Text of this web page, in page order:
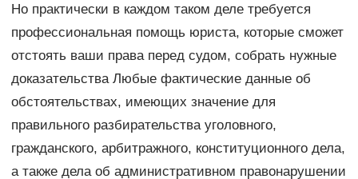
Но практически в каждом таком деле требуется
профессиональная помощь юриста, которые сможет
отстоять ваши права перед судом, собрать нужные
доказательства Любые фактические данные об
обстоятельствах, имеющих значение для
правильного разбирательства уголовного,
гражданского, арбитражного, конституционного дела,
а также дела об административном правонарушении